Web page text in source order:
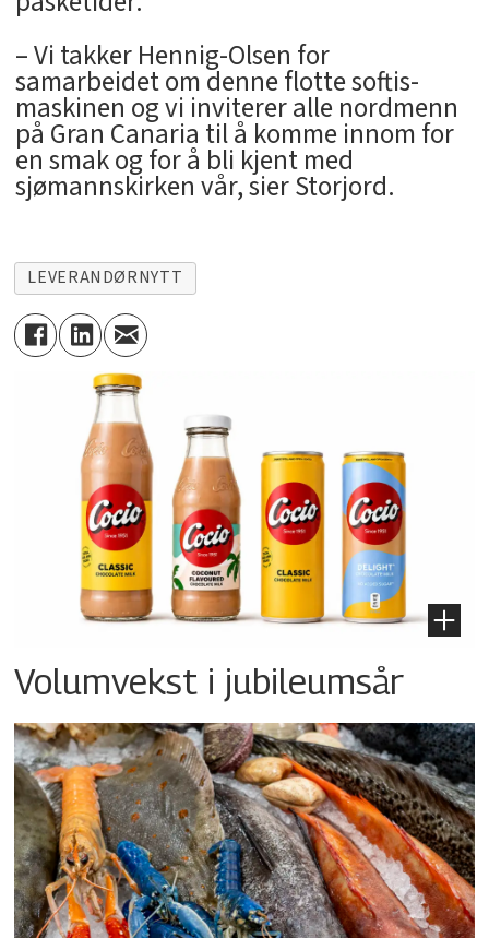
– Vi takker Hennig-Olsen for
samarbeidet om denne flotte softis-
maskinen og vi inviterer alle nordmenn
på Gran Canaria til å komme innom for
en smak og for å bli kjent med
sjømannskirken vår, sier Storjord.
LEVERANDØRNYTT
Volumvekst i jubileumsår